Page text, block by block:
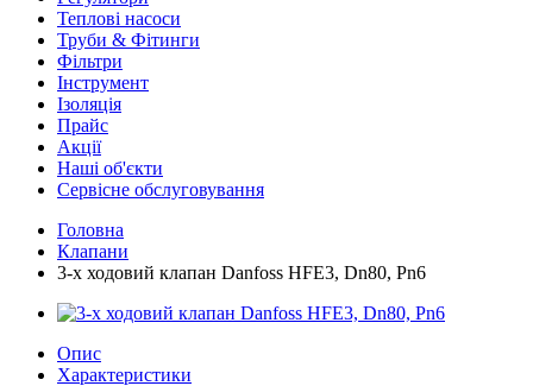
Теплові насоси
Труби & Фітинги
Фільтри
Інструмент
Ізоляція
Прайс
Акції
Наші об'єкти
Сервісне обслуговування
Головна
Клапани
3-х ходовий клапан Danfoss HFE3, Dn80, Pn6
Опис
Характеристики